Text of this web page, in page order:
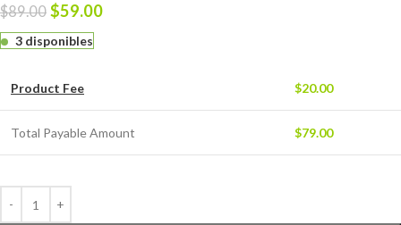
$89.00 $59.00
3 disponibles
Product Fee $20.00
Total Payable Amount $79.00